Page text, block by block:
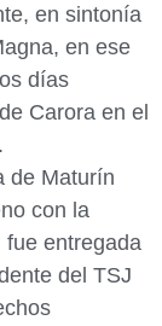
en sintonía
en ese
días
Carora en el
de Maturín
con la
fue entregada
del TSJ